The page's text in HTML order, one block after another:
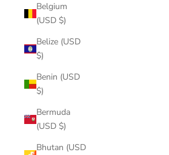
Belgium
(USD $)
Belize (USD
$)
Benin (USD
$)
Bermuda
(USD $)
Bhutan (USD